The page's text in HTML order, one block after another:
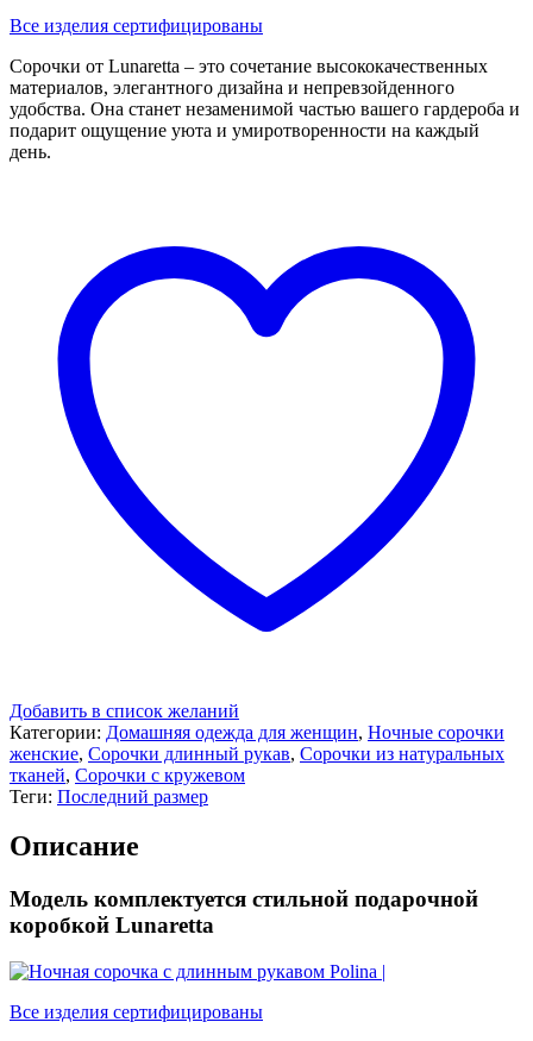
Все изделия сертифицированы
Сорочки от Lunaretta – это сочетание высококачественных
материалов, элегантного дизайна и непревзойденного
удобства. Она станет незаменимой частью вашего гардероба и
подарит ощущение уюта и умиротворенности на каждый
день.
Добавить в список желаний
Категории: Домашняя одежда для женщин, Ночные сорочки
женские, Сорочки длинный рукав, Сорочки из натуральных
тканей, Сорочки с кружевом
Теги: Последний размер
Описание
Модель комплектуется стильной подарочной
коробкой Lunaretta
Все изделия сертифицированы